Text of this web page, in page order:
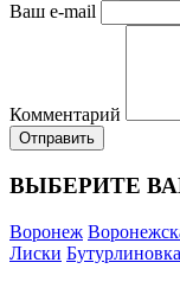
Ваш e-mail
Комментарий
ВЫБЕРИТЕ
Воронеж
Лиски Бутурлиновка